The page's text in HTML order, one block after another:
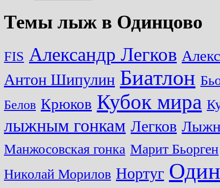
Темы лыж в Одинцово
FIS Александр Легков
Антон Шипулин Биатлон
Белов Крюков Кубок мира
лыжным гонкам Легков
Манжосовская гонка Марит Бьорген
Николай Морилов Нортуг